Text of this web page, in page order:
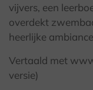
vijvers, een
overdekt
heerlijke
Vertaald met
versie)